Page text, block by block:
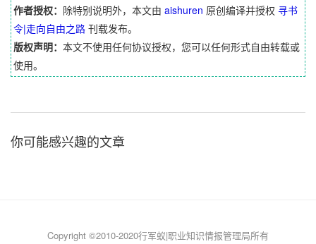
作者授权： 除特别说明外，本文由 aishuren 原创编译并授权 寻书
令|走向自由之路 刊载发布。
版权声明： 本文不使用任何协议授权，您可以任何形式自由转载或
使用。
你可能感兴趣的文章
Copyright ©2010-2020行军蚁|职业知识情报管理局所有